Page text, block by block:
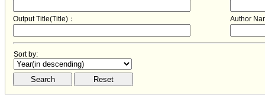
Output Title(Title)： Author
Sort by: